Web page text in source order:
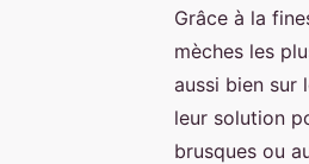
Grâce à la
mèches les
aussi bien sur
leur solution
brusques ou